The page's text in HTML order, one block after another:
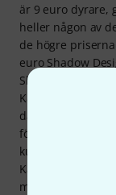
är 9 euro dyrare,
heller någon av
de högre
euro Shadow
Shadow
K&K Banjo Twin
där. Goat Bacon
förpackad i en
kunna anta att
Kabeln från
men räcker till